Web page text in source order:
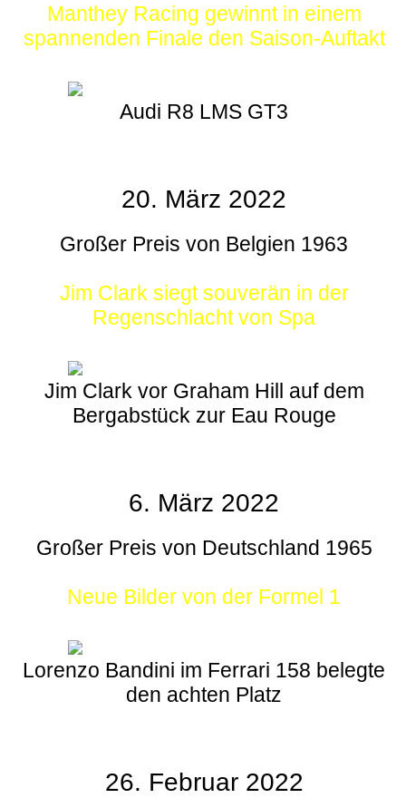
Manthey Racing gewinnt in einem
spannenden Finale den Saison-Auftakt
Audi R8 LMS GT3
20. März 2022
Großer Preis von Belgien 1963
Jim Clark siegt souverän in der
Regenschlacht von Spa
Jim Clark vor Graham Hill auf dem
Bergabstück zur Eau Rouge
6. März 2022
Großer Preis von Deutschland 1965
Neue Bilder von der Formel 1
Lorenzo Bandini im Ferrari 158 belegte
den achten Platz
26. Februar 2022